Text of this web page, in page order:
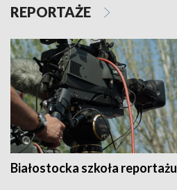
REPORTAŻE
Białostocka szkoła reportażu